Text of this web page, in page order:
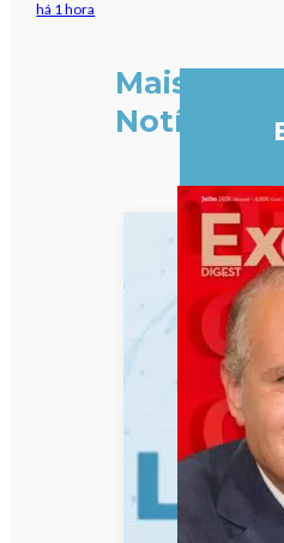
há 1 hora
Mais
Notícias